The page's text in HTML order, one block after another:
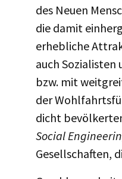
des Neuen
die damit
erhebliche
auch Sozialisten
bzw. mit
der
dicht
Social
Gesellschaften,